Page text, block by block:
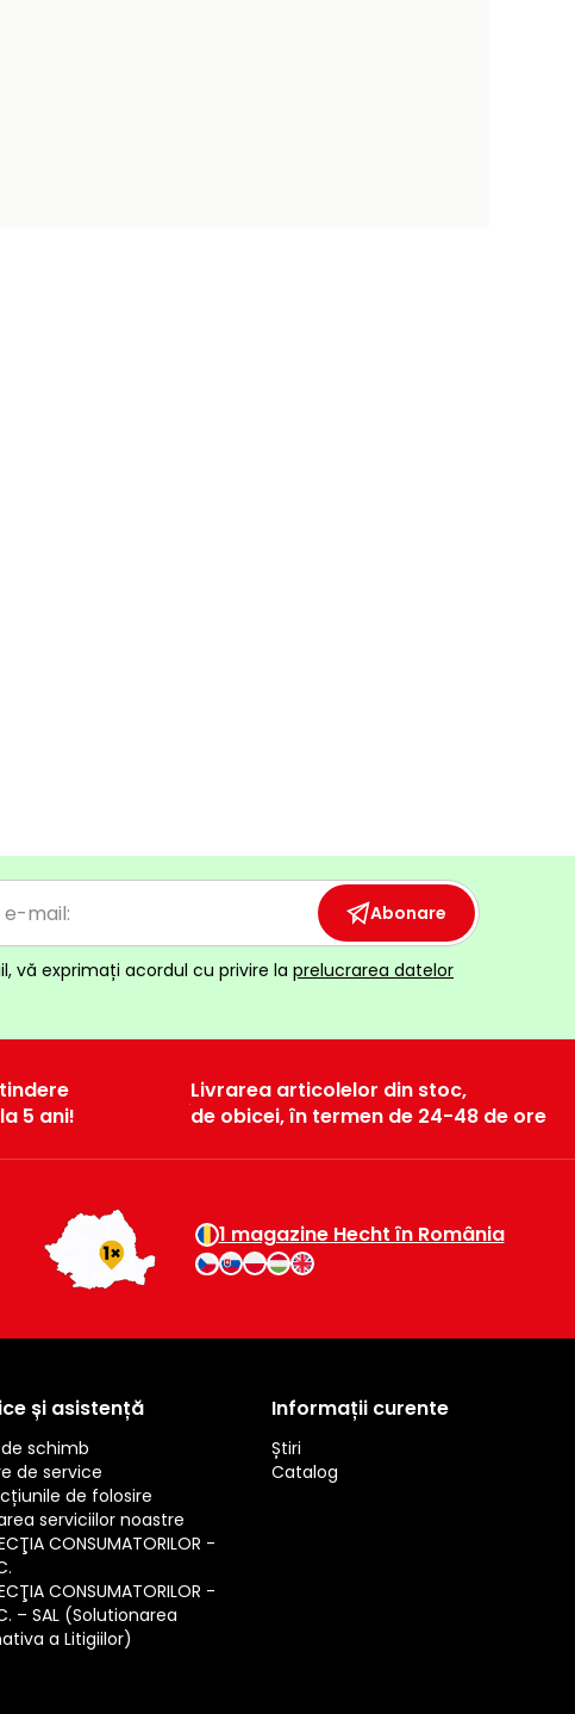
Abonare
vă exprimați acordul cu privire la prelucrarea datelor
5 ani!
Livrarea articolelor din stoc,
de obicei, în termen de 24-48 de ore
1 magazine Hecht în România
și asistență
schimb
de service
de folosire
serviciilor noastre
CONSUMATORILOR -
CONSUMATORILOR -
– SAL (Solutionarea
a Litigiilor)
Informații curente
Știri
Catalog